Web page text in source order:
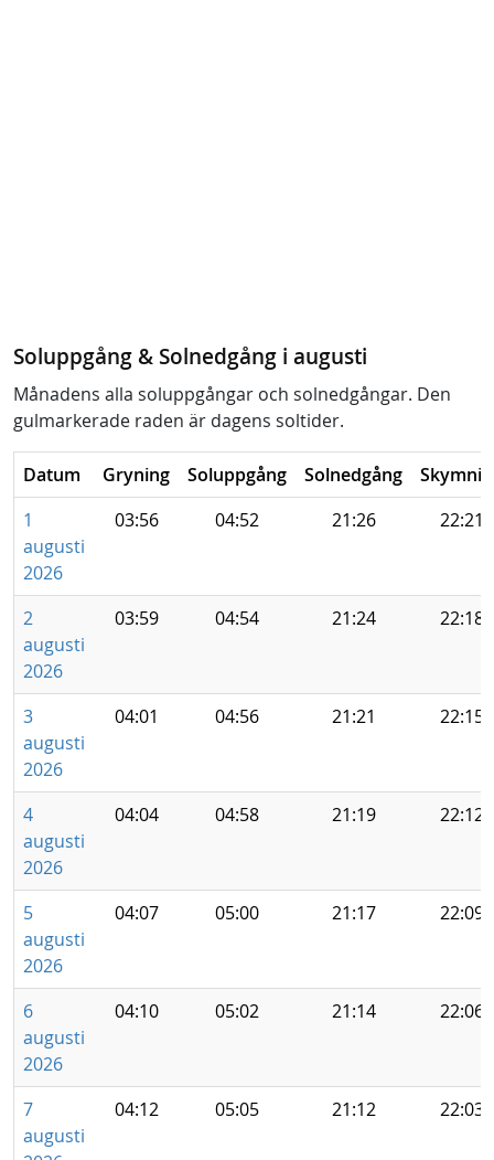
Soluppgång & Solnedgång i augusti
Månadens alla soluppgångar och solnedgångar. Den
gulmarkerade raden är dagens soltider.
Datum Gryning Soluppgång Solnedgång
1
augusti
2026
03:56 04:52 21:26 22:21
2
augusti
2026
03:59 04:54 21:24 22:18
3
augusti
2026
04:01 04:56 21:21 22:15
4
augusti
2026
04:04 04:58 21:19 22:12
5
augusti
2026
04:07 05:00 21:17 22:09
6
augusti
2026
04:10 05:02 21:14 22:06
7
augusti
04:12 05:05 21:12 22:03